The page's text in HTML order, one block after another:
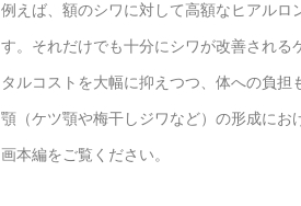
例えば、額のシワに対して高額なヒアルロ
す。それだけでも十分にシワが改善され
タルコストを大幅に抑えつつ、体への負担
顎（ケツ顎や梅干しジワなど）の形成に
画本編をご覧ください。